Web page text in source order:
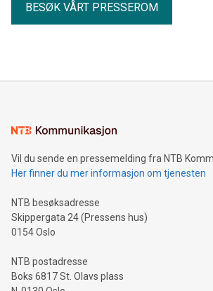
BESØK VÅRT PRESSEROM
Vil du sende en pressemelding fra NTB
Her finner du mer informasjon om tjenesten
NTB besøksadresse
Skippergata 24 (Pressens hus)
0154 Oslo
NTB postadresse
Boks 6817 St. Olavs plass